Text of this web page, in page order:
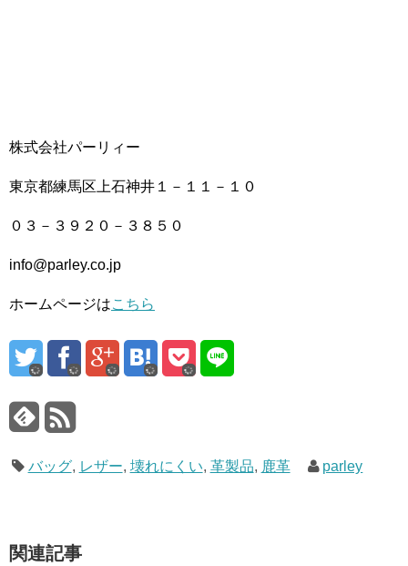
株式会社パーリィー
東京都練馬区上石神井１－１１－１０
０３－３９２０－３８５０
info@parley.co.jp
ホームページはこちら
バッグ, レザー, 壊れにくい, 革製品, 鹿革 parley
関連記事